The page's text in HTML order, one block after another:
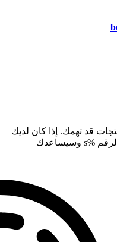
قد تهمك. إذا كان لديك
طلب محدد، راسلنا عبر واتساب على الرقم %s وسيساعدك